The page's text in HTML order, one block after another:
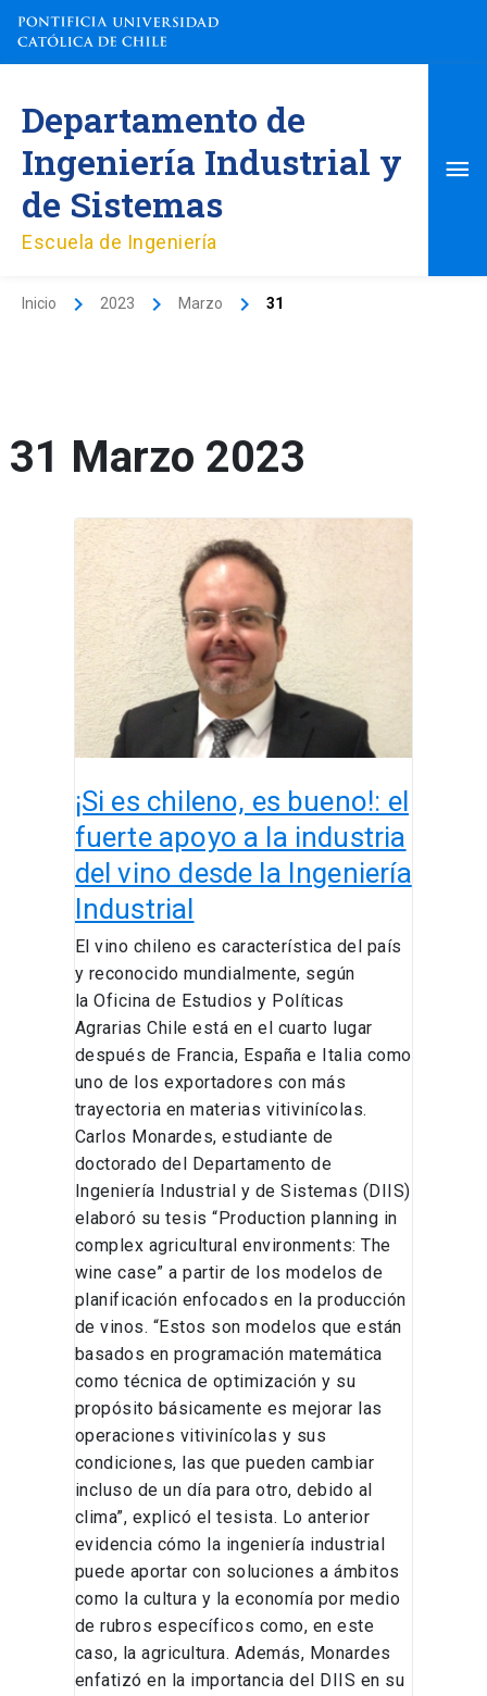
contenido
Departamento de
Ingeniería Industrial y
de Sistemas
Escuela de Ingeniería
Inicio 2023 Marzo 31
31 Marzo 2023
¡Si es chileno, es bueno!: el
fuerte apoyo a la industria
del vino desde la Ingeniería
Industrial
El vino chileno es característica del país
y reconocido mundialmente, según
la Oficina de Estudios y Políticas
Agrarias Chile está en el cuarto lugar
después de Francia, España e Italia como
uno de los exportadores con más
trayectoria en materias vitivinícolas.
Carlos Monardes, estudiante de
doctorado del Departamento de
Ingeniería Industrial y de Sistemas (DIIS)
elaboró su tesis “Production planning in
complex agricultural environments: The
wine case” a partir de los modelos de
planificación enfocados en la producción
de vinos. “Estos son modelos que están
basados en programación matemática
como técnica de optimización y su
propósito básicamente es mejorar las
operaciones vitivinícolas y sus
condiciones, las que pueden cambiar
incluso de un día para otro, debido al
clima”, explicó el tesista. Lo anterior
evidencia cómo la ingeniería industrial
puede aportar con soluciones a ámbitos
como la cultura y la economía por medio
de rubros específicos como, en este
caso, la agricultura. Además, Monardes
enfatizó en la importancia del DIIS en su
¡Si
chileno,
bueno!:
fuerte
apoyo
industria
del
vino
desde
la
Ingeniería
Industrial